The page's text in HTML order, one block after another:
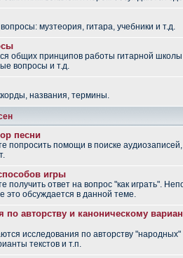
музтеория, гитара, учебники и т.д.
общих принципов работы гитарной
вопросы и т.д.
названия, термины.
песни
попросить помощи в поиске аудиозаписей,
игры
получить ответ на вопрос "как играть".
это обсуждается в данной теме.
по авторству и каноническому
исследования по авторству "народных"
текстов и т.п.